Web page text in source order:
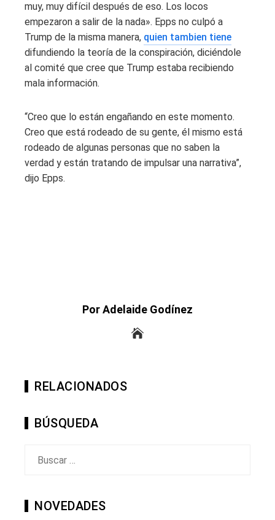
muy, muy difícil después de eso. Los locos
empezaron a salir de la nada». Epps no culpó a
Trump de la misma manera, quien tambien tiene
difundiendo la teoría de la conspiración, diciéndole
al comité que cree que Trump estaba recibiendo
mala información.
“Creo que lo están engañando en este momento.
Creo que está rodeado de su gente, él mismo está
rodeado de algunas personas que no saben la
verdad y están tratando de impulsar una narrativa”,
dijo Epps.
Por Adelaide Godínez
RELACIONADOS
BÚSQUEDA
NOVEDADES